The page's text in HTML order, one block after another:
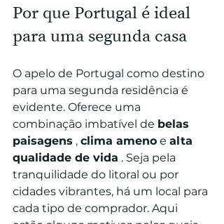
Por que Portugal é ideal
para uma segunda casa
O apelo de Portugal como destino
para uma segunda residência é
evidente. Oferece uma
combinação imbatível de belas
paisagens , clima ameno e alta
qualidade de vida . Seja pela
tranquilidade do litoral ou por
cidades vibrantes, há um local para
cada tipo de comprador. Aqui